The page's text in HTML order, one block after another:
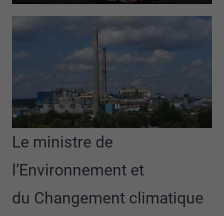
Le ministre de
l’Environnement et
du Changement climatique